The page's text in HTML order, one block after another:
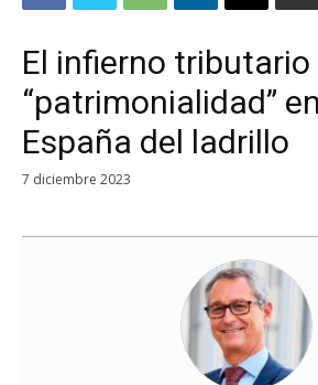
El infierno tributario
“patrimonialidad”
España del ladrillo
7 diciembre 2023